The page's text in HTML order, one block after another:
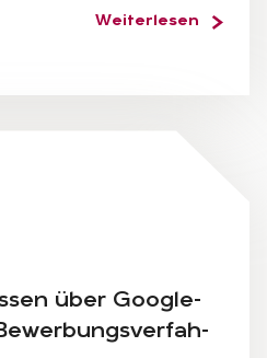
Weiterlesen
über Goog­le-